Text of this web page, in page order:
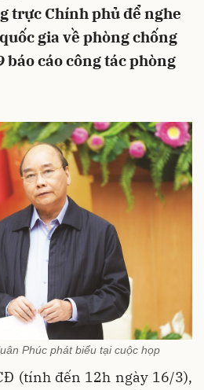
trực Chính phủ để nghe
gia về phòng chống
cáo công tác phòng
Phúc phát biểu tại cuộc họp
(tính đến 12h ngày 16/3),